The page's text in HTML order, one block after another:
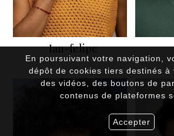
Ian-felipe
En poursuivant votre navigation,
dépôt de cookies tiers destinés à
des vidéos, des boutons de
contenus de plateformes
Accepter